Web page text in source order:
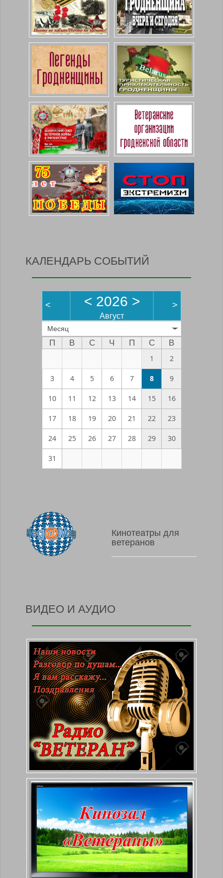
КАЛЕНДАРЬ СОБЫТИЙ
< < 2026 >
Август
>
Месяц
П В С Ч П С
В
1
2
3 4 5 6 7 8 9
10 11 12 13 14 15 16
17 18 19 20 21 22 23
24 25 26 27 28 29 30
31
Кинотеатры для
ветеранов
ВИДЕО И АУДИО